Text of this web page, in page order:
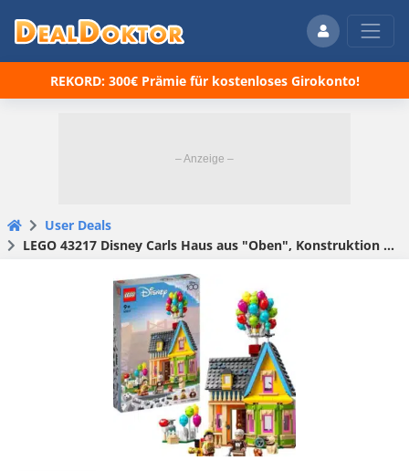
REKORD: 300€ Prämie für kostenloses Girokonto!
User Deals
LEGO 43217 Disney Carls Haus aus "Oben", Konstruktion Set für 33,99€(statt 40,20€)